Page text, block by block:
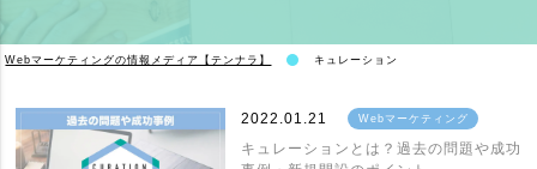
Webマーケティングの情報メディア【テンナラ】 キュレーション
2022.01.21 Webマーケティング
キュレーションとは？過去の問題や成功